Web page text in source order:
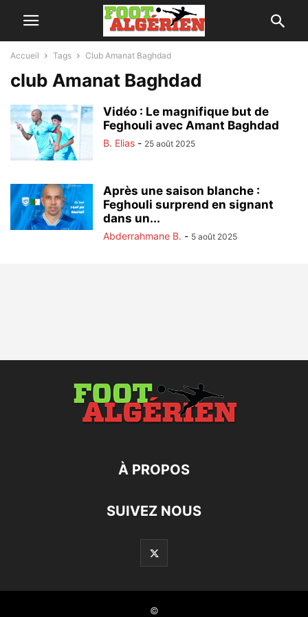
Accueil Tags Club Amanat Baghdad
club Amanat Baghdad
Vidéo : Le magnifique but de
Feghouli avec Amant Baghdad
B. Elias - 25 août 2025
Après une saison blanche :
Feghouli surprend en signant
dans un...
Abderrahmane B. - 5 août 2025
À PROPOS
SUIVEZ NOUS
©